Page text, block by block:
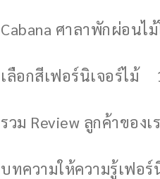
Cabana ศาลาพักผ่อนไ
เลือกสีเฟอร์นิเจอร์ไม้
รวม Review ลูกค้าของเ
บทความให้ความรู้เฟอร์